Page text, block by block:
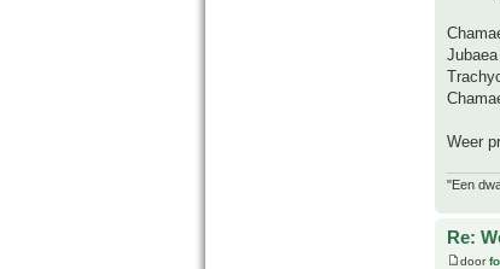
Weer
"Een
Re:
door